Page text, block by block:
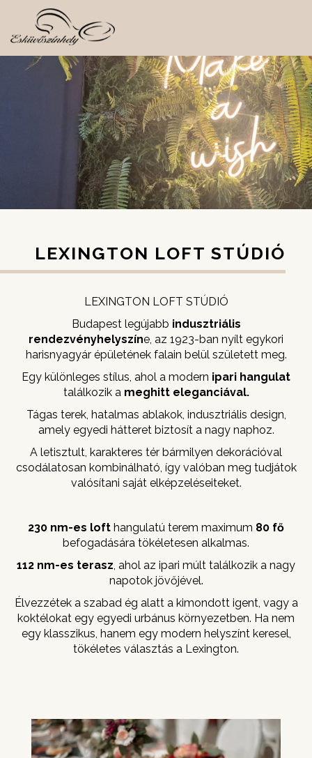
LEXINGTON LOFT STÚDIÓ
LEXINGTON LOFT STÚDIÓ
Budapest legújabb indusztriális
rendezvényhelyszíne, az 1923-ban nyílt egykori
harisnyagyár épületének falain belül született meg.
Egy különleges stílus, ahol a modern ipari hangulat
találkozik ameghitt eleganciával.
Tágas terek, hatalmas ablakok, indusztriális design,
amely egyedi hátteret biztosít a nagy naphoz.
A letisztult, karakteres tér bármilyen dekorációval
csodálatosan kombinálható, így valóban meg tudjátok
valósítani saját elképzeléseiteket.
230 nm-es loft hangulatú terem maximum 80 fő
befogadására tökéletesen alkalmas.
112 nm-es terasz, ahol az ipari múlt találkozik a nagy
napotok jövőjével.
Élvezzétek a szabad ég alatt a kimondott igent, vagy a
koktélokat egy egyedi urbánus környezetben. Ha nem
egy klasszikus, hanem egy modern helyszínt keresel,
tökéletes választás a Lexington.